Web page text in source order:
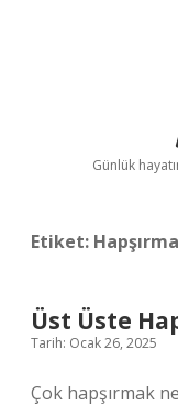
Günlük
Etiket:
Üst Üste
Tarih: Ocak 26, 2025
Çok hapşırmak